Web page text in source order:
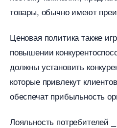
товары, обычно имеют
Ценовая политика также
повышении
должны установить
которые привлекут
обеспечат прибыльность
Лояльность потребителей